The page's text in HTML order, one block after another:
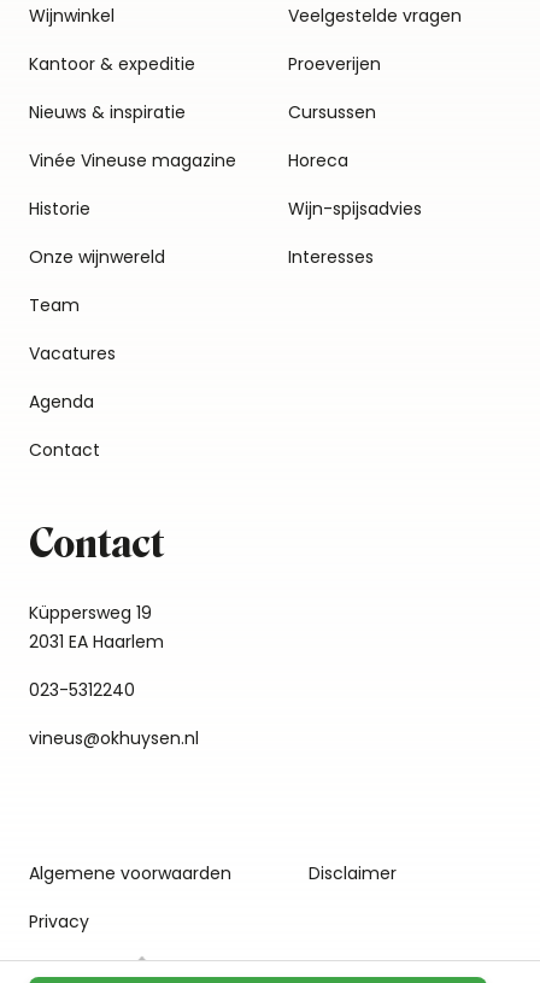
Wijnwinkel
Kantoor & expeditie
Nieuws & inspiratie
Vinée Vineuse magazine
Historie
Onze wijnwereld
Team
Vacatures
Agenda
Contact
Veelgestelde vragen
Proeverijen
Cursussen
Horeca
Wijn-spijsadvies
Interesses
Contact
Küppersweg 19
2031 EA Haarlem
023-5312240
vineus@okhuysen.nl
Algemene voorwaarden
Disclaimer
Privacy